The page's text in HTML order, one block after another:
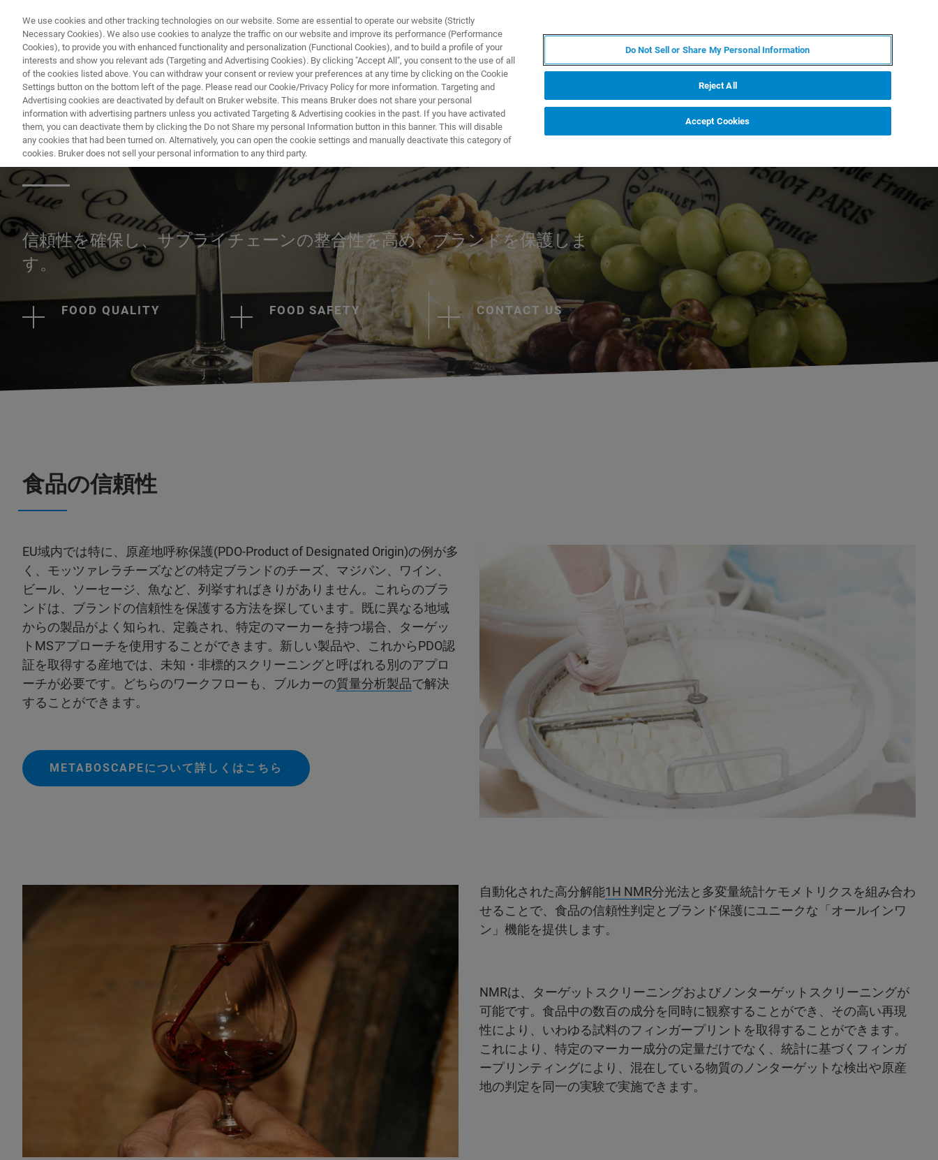
製品とソリューション アプリケーション
食品の信頼性とブランドの保護
信頼性を確保し、サプライチェーンの整合性を高め、ブランドを保護しま
す。
FOOD QUALITY FOOD SAFETY CONTACT US
食品の信頼性
EU域内では特に、原産地呼称保護(PDO-Product of Designated Origin)の例が多
く、モッツァレラチーズなどの特定ブランドのチーズ、マジパン、ワイン、
ビール、ソーセージ、魚など、列挙すればきりがありません。これらのブラ
ンドは、ブランドの信頼性を保護する方法を探しています。既に異なる地域
からの製品がよく知られ、定義され、特定のマーカーを持つ場合、ターゲッ
トMSアプローチを使用することができます。新しい製品や、これからPDO認
証を取得する産地では、未知・非標的スクリーニングと呼ばれる別のアプロ
ーチが必要です。どちらのワークフローも、ブルカーの質量分析製品で解決
することができます。
METABOSCAPEについて詳しくはこちら
自動化された高分解能1H NMR分光法と多変量統計ケモメトリクスを組み合わ
せることで、食品の信頼性判定とブランド保護にユニークな「オールインワ
ン」機能を提供します。
NMRは、ターゲットスクリーニングおよびノンターゲットスクリーニングが
可能です。食品中の数百の成分を同時に観察することができ、その高い再現
性により、いわゆる試料のフィンガープリントを取得することができます。
これにより、特定のマーカー成分の定量だけでなく、統計に基づくフィンガ
ープリンティングにより、混在している物質のノンターゲットな検出や原産
地の判定を同一の実験で実施できます。
We use cookies and other tracking technologies on our website. Some are essential to operate our website (Strictly
Necessary Cookies). We also use cookies to analyze the traffic on our website and improve its performance (Performance
Cookies), to provide you with enhanced functionality and personalization (Functional Cookies), and to build a profile of your
interests and show you relevant ads (Targeting and Advertising Cookies). By clicking "Accept All", you consent to the use of all
of the cookies listed above. You can withdraw your consent or review your preferences at any time by clicking on the Cookie
Settings button on the bottom left of the page. Please read our Cookie/Privacy Policy for more information. Targeting and
Advertising cookies are deactivated by default on Bruker website. This means Bruker does not share your personal
information with advertising partners unless you activated Targeting & Advertising cookies in the past. If you have activated
them, you can deactivate them by clicking the Do not Share my personal Information button in this banner. This will disable
any cookies that had been turned on. Alternatively, you can open the cookie settings and manually deactivate this category of
cookies. Bruker does not sell your personal information to any third party.
Do Not Sell or Share My Personal Information
Reject All
Accept Cookies